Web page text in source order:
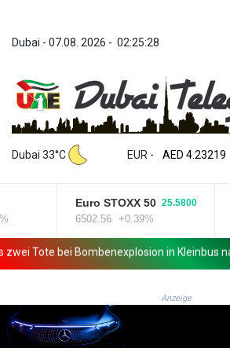
Dubai - 07.08. 2026 - 02:25:28
Dubai 33°C EUR -
ZWL
AED 4.23219
AED 4.23219
AFN
AMD
ARS
AUD
AZN 1.960789
Euro STOXX 50 25.5800
6502.56 +0.39%
Tote bei Bombenexplosion in Kleinbus nahe
Anzeige